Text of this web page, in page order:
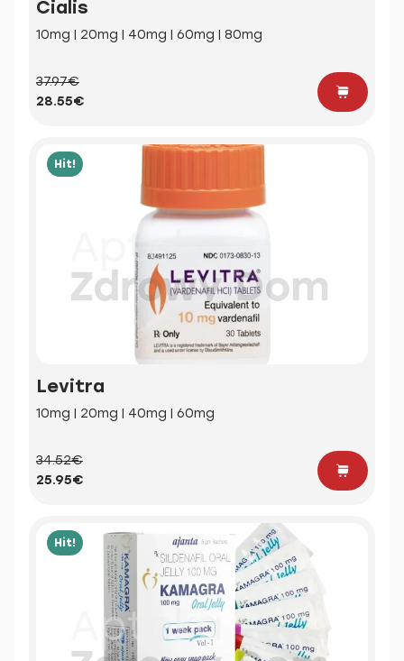
Cialis
10mg | 20mg | 40mg | 60mg | 80mg
37.97€
28.55€
Hit!
Levitra
10mg | 20mg | 40mg | 60mg
34.52€
25.95€
Hit!